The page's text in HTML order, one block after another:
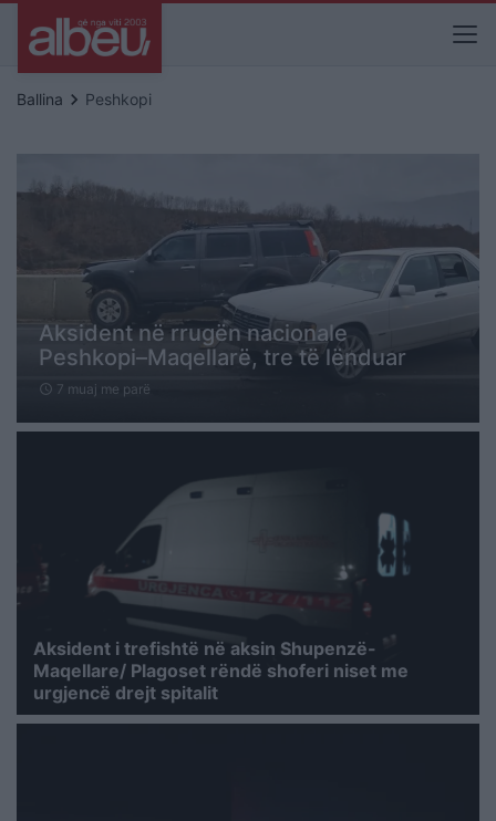
Ballina keyboard_arrow_right Peshkopi
Aksident në rrugën nacionale
Peshkopi–Maqellarë, tre të lënduar
schedule 7 muaj me parë
Aksident i trefishtë në aksin Shupenzë-
Maqellare/ Plagoset rëndë shoferi niset me
urgjencë drejt spitalit